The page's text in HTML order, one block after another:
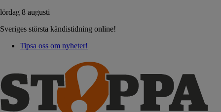
lördag 8 augusti
Sveriges största kändistidning online!
Tipsa oss om nyheter!